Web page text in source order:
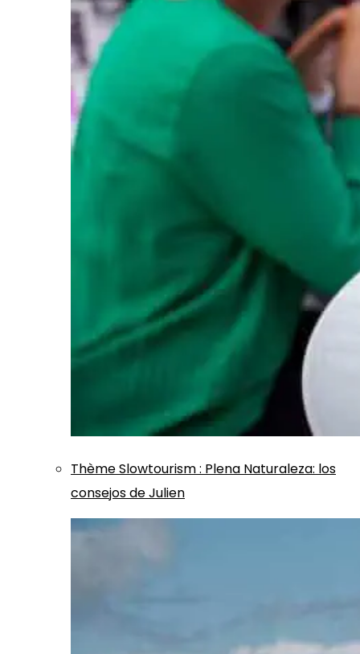
ThèmeSlowtourism: Plena Naturaleza: los
consejos de Julien